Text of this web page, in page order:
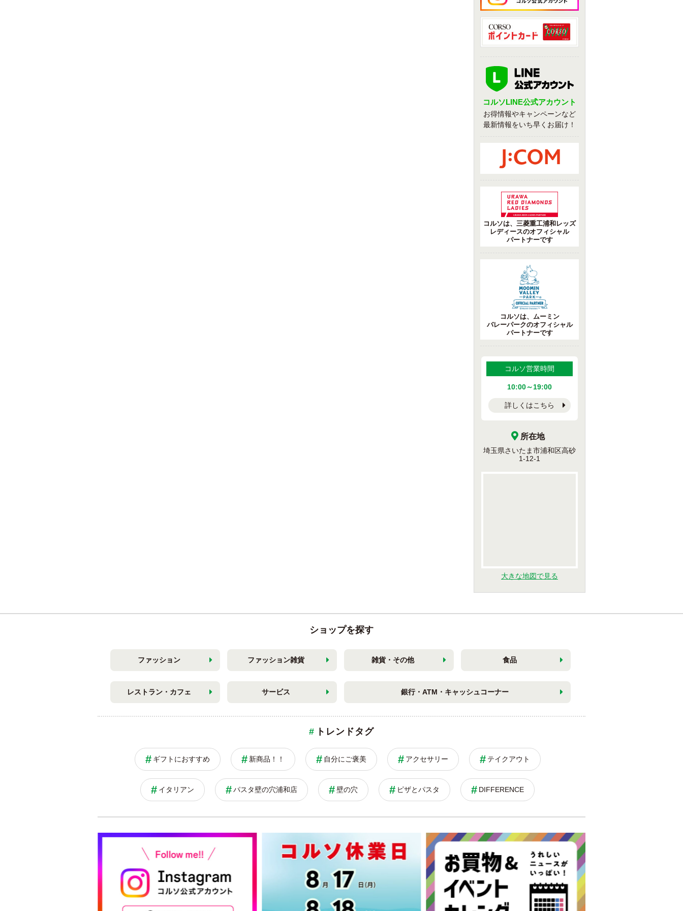
コルソLINE公式アカウント
お得情報やキャンペーンなど
最新情報をいち早くお届け！
コルソは、三菱重工浦和レッズ
レディースのオフィシャル
パートナーです
コルソは、ムーミン
バレーパークのオフィシャル
パートナーです
コルソ営業時間
10:00～19:00
詳しくはこちら
所在地
埼玉県さいたま市浦和区高砂
1-12-1
大きな地図で見る
ショップを探す
ファッション ファッション雑貨 雑貨・その他 食品
レストラン・カフェ サービス 銀行・ATM・キャッシュコーナー
トレンドタグ
ギフトにおすすめ 新商品！！ 自分にご褒美 アクセサリー テイクアウト
イタリアン パスタ壁の穴浦和店 壁の穴 ピザとパスタ DIFFERENCE